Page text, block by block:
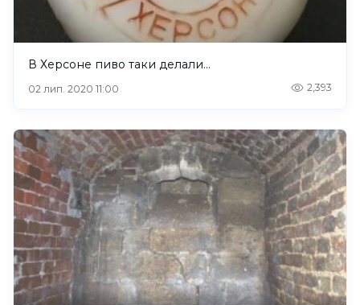
В Херсоне пиво таки делали…
02 лип. 2020 11:00 2,393